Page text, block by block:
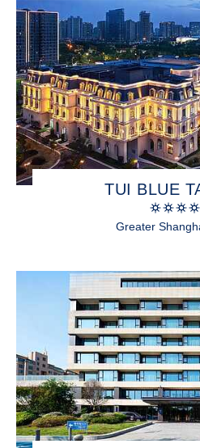
TUI BLUE
Greater